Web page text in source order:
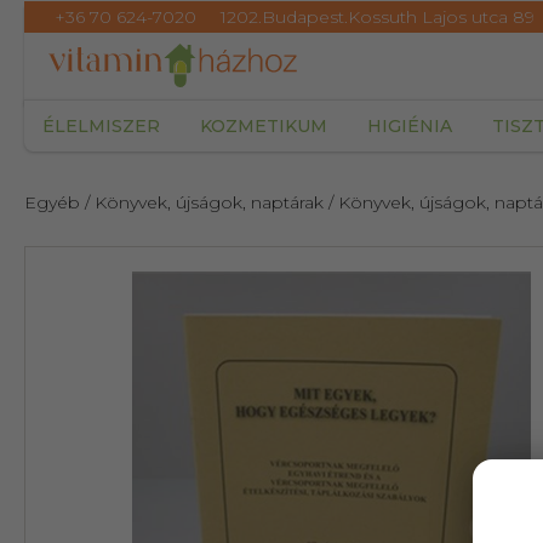
+36 70 624-7020 1202.Budapest.Kossuth Lajos utca 89
ÉLELMISZER KOZMETIKUM HIGIÉNIA
Egyéb / Könyvek, újságok, naptárak / Könyvek, újságok,